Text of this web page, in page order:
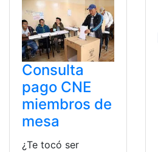
Consulta
pago CNE
miembros de
mesa
¿Te tocó ser